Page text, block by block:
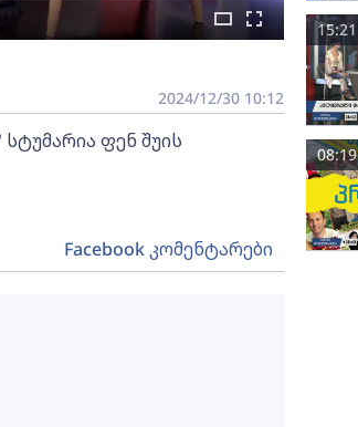
2024/12/30 10:12
ფენ შუის
15:21
08:19
Facebook კომენტარები